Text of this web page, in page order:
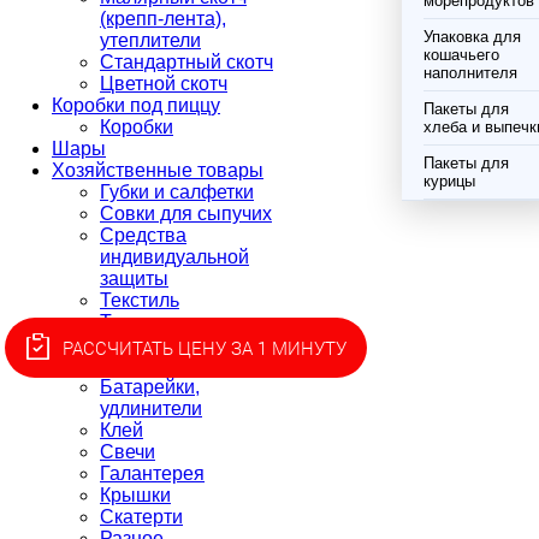
(крепп-лента),
утеплители
Стандартный скотч
Цветной скотч
Коробки под пиццу
Коробки
Шары
Хозяйственные товары
Губки и салфетки
Совки для сыпучих
Средства
индивидуальной
защиты
Текстиль
Товары для пикника
Товары для
приготовления
Батарейки,
удлинители
Клей
Свечи
Галантерея
Крышки
Скатерти
Упаковка для
кошачьего
наполнителя
Пакеты для
хлеба и
Пакеты для
курицы
РАССЧИТАТЬ ЦЕНУ ЗА 1 МИНУТУ